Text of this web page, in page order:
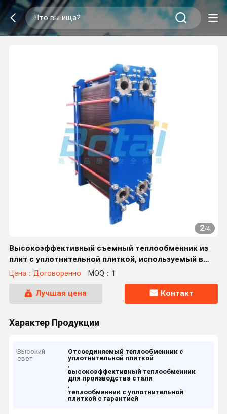
2/4
Высокоэффективный съемный теплообменник из
плит с уплотнительной плиткой, используемый в
сталелитейной промышленности
Цена：Договоренно MOQ：1
Лучшая цена Контакт
Характер Продукции
Высокий
свет
Отсоединяемый теплообменник с
уплотнительной плиткой
,
высокоэффективный теплообменник
для производства стали
,
теплообменник с уплотнительной
плиткой с гарантией